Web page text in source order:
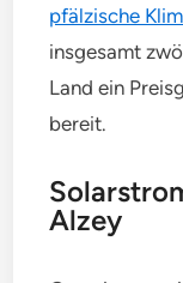
pfälzische
insgesamt
Land ein
bereit.
Alzey